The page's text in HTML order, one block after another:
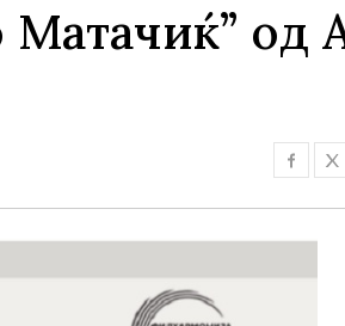
Матачиќ” од